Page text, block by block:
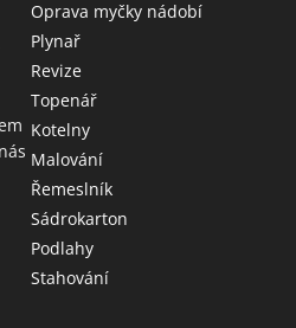
Oprava myčky nádobí
Plynař
Revize
Topenář
Kotelny
Malování
Řemeslník
Sádrokarton
Podlahy
Stahování